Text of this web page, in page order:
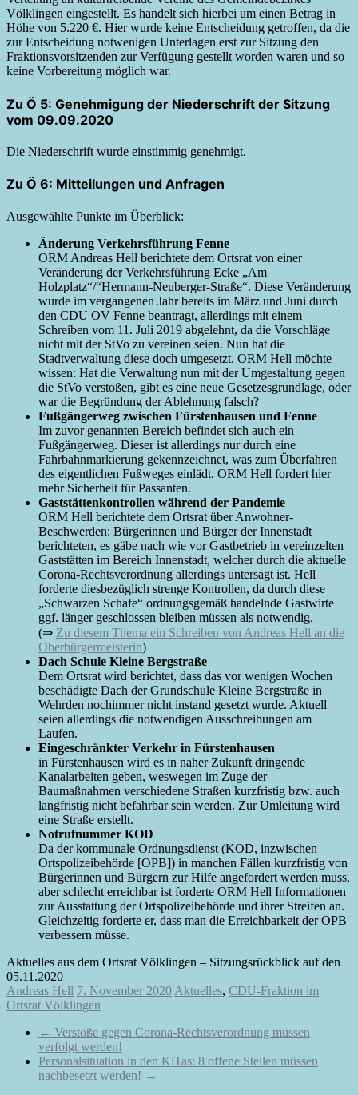
Völklingen eingestellt. Es handelt sich hierbei um einen Betrag in
Höhe von 5.220 €. Hier wurde keine Entscheidung getroffen, da die
zur Entscheidung notwenigen Unterlagen erst zur Sitzung den
Fraktionsvorsitzenden zur Verfügung gestellt worden waren und so
keine Vorbereitung möglich war.
Zu Ö 5: Genehmigung der Niederschrift der Sitzung
vom 09.09.2020
Die Niederschrift wurde einstimmig genehmigt.
Zu Ö 6: Mitteilungen und Anfragen
Ausgewählte Punkte im Überblick:
Änderung Verkehrsführung Fenne
ORM Andreas Hell berichtete dem Ortsrat von einer
Veränderung der Verkehrsführung Ecke „Am
Holzplatz“/“Hermann-Neuberger-Straße“. Diese Veränderung
wurde im vergangenen Jahr bereits im März und Juni durch
den CDU OV Fenne beantragt, allerdings mit einem
Schreiben vom 11. Juli 2019 abgelehnt, da die Vorschläge
nicht mit der StVo zu vereinen seien. Nun hat die
Stadtverwaltung diese doch umgesetzt. ORM Hell möchte
wissen: Hat die Verwaltung nun mit der Umgestaltung gegen
die StVo verstoßen, gibt es eine neue Gesetzesgrundlage, oder
war die Begründung der Ablehnung falsch?
Fußgängerweg zwischen Fürstenhausen und Fenne
Im zuvor genannten Bereich befindet sich auch ein
Fußgängerweg. Dieser ist allerdings nur durch eine
Fahrbahnmarkierung gekennzeichnet, was zum Überfahren
des eigentlichen Fußweges einlädt. ORM Hell fordert hier
mehr Sicherheit für Passanten.
Gaststättenkontrollen während der Pandemie
ORM Hell berichtete dem Ortsrat über Anwohner-
Beschwerden: Bürgerinnen und Bürger der Innenstadt
berichteten, es gäbe nach wie vor Gastbetrieb in vereinzelten
Gaststätten im Bereich Innenstadt, welcher durch die aktuelle
Corona-Rechtsverordnung allerdings untersagt ist. Hell
forderte diesbezüglich strenge Kontrollen, da durch diese
„Schwarzen Schafe“ ordnungsgemäß handelnde Gastwirte
ggf. länger geschlossen bleiben müssen als notwendig.
(⇒ Zu diesem Thema ein Schreiben von Andreas Hell an die
Oberbürgermeisterin)
Dach Schule Kleine Bergstraße
Dem Ortsrat wird berichtet, dass das vor wenigen Wochen
beschädigte Dach der Grundschule Kleine Bergstraße in
Wehrden nochimmer nicht instand gesetzt wurde. Aktuell
seien allerdings die notwendigen Ausschreibungen am
Laufen.
Eingeschränkter Verkehr in Fürstenhausen
in Fürstenhausen wird es in naher Zukunft dringende
Kanalarbeiten geben, weswegen im Zuge der
Baumaßnahmen verschiedene Straßen kurzfristig bzw. auch
langfristig nicht befahrbar sein werden. Zur Umleitung wird
eine Straße erstellt.
Notrufnummer KOD
Da der kommunale Ordnungsdienst (KOD, inzwischen
Ortspolizeibehörde [OPB]) in manchen Fällen kurzfristig von
Bürgerinnen und Bürgern zur Hilfe angefordert werden muss,
aber schlecht erreichbar ist forderte ORM Hell Informationen
zur Ausstattung der Ortspolizeibehörde und ihrer Streifen an.
Gleichzeitig forderte er, dass man die Erreichbarkeit der OPB
verbessern müsse.
Aktuelles aus dem Ortsrat Völklingen – Sitzungsrückblick auf den
05.11.2020
Andreas Hell 7. November 2020 Aktuelles, CDU-Fraktion im
Ortsrat Völklingen
← Verstöße gegen Corona-Rechtsverordnung müssen
verfolgt werden!
Personalsituation in den KiTas: 8 offene Stellen müssen
nachbesetzt werden! →